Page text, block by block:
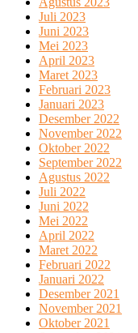
Juli 2023
Juni 2023
Mei 2023
April 2023
Maret 2023
Februari 2023
Januari 2023
Desember 2022
November 2022
Oktober 2022
September 2022
Agustus 2022
Juli 2022
Juni 2022
Mei 2022
April 2022
Maret 2022
Februari 2022
Januari 2022
Desember 2021
November 2021
Oktober 2021